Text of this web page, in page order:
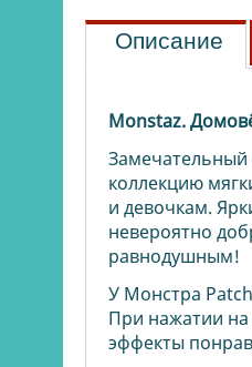
Описание
Monstaz.
коллекцию
и девочкам.
невероятно
равнодушным!
У Монстра
При нажатии на
эффекты